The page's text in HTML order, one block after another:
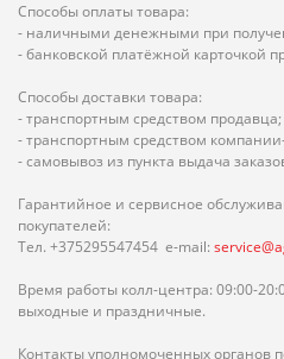
Способы оплаты товара:
- наличными денежными при
- банковской платёжной карточкой
Способы доставки товара:
- транспортным средством продавца;
- транспортным средством
- самовывоз из пункта выдача
Гарантийное и сервисное
покупателей:
Тел. +375295547454 e-mail:
Время работы колл-центра: 09:00-
выходные и праздничные.
Контакты уполномоченных органов